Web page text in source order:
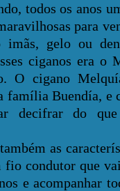
todos os anos
para
gelo ou
ciganos era o
O cigano
família Buendía, e
decifrar do
as
condutor que
e acompanhar